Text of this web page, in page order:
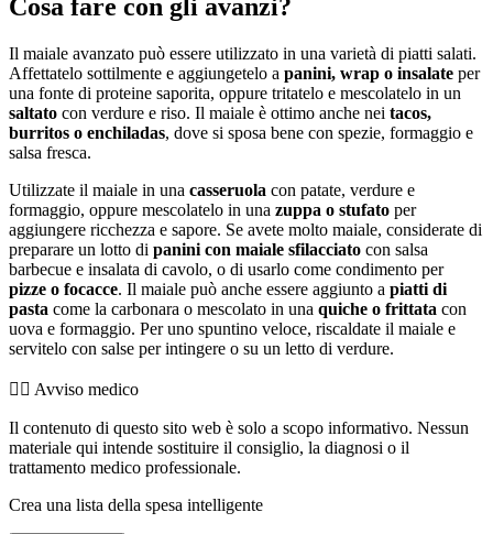
Cosa fare con gli avanzi?
Il maiale avanzato può essere utilizzato in una varietà di piatti salati.
Affettatelo sottilmente e aggiungetelo a panini, wrap o insalate per
una fonte di proteine saporita, oppure tritatelo e mescolatelo in un
saltato con verdure e riso. Il maiale è ottimo anche nei tacos,
burritos o enchiladas, dove si sposa bene con spezie, formaggio e
salsa fresca.
Utilizzate il maiale in una casseruola con patate, verdure e
formaggio, oppure mescolatelo in una zuppa o stufato per
aggiungere ricchezza e sapore. Se avete molto maiale, considerate di
preparare un lotto di panini con maiale sfilacciato con salsa
barbecue e insalata di cavolo, o di usarlo come condimento per
pizze o focacce. Il maiale può anche essere aggiunto a piatti di
pasta come la carbonara o mescolato in una quiche o frittata con
uova e formaggio. Per uno spuntino veloce, riscaldate il maiale e
servitelo con salse per intingere o su un letto di verdure.
👨‍⚕️️ Avviso medico
Il contenuto di questo sito web è solo a scopo informativo. Nessun
materiale qui intende sostituire il consiglio, la diagnosi o il
trattamento medico professionale.
Crea una lista della spesa intelligente